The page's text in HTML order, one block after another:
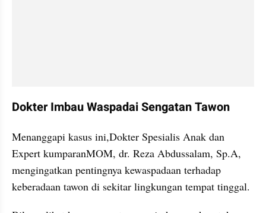
Dokter Imbau Waspadai Sengatan Tawon
Menanggapi kasus ini,Dokter Spesialis Anak dan
Expert kumparanMOM, dr. Reza Abdussalam, Sp.A,
mengingatkan pentingnya kewaspadaan terhadap
keberadaan tawon di sekitar lingkungan tempat tinggal.